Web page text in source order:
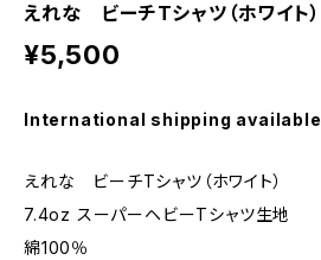
えれな ビーチTシャツ（ホワイト）
¥5,500
International shipping available
えれな ビーチTシャツ（ホワイト）
7.4oz スーパーヘビーTシャツ生地
綿100％